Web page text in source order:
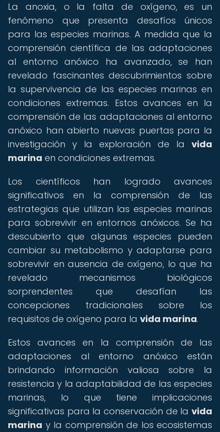
La anoxia, o la falta de oxígeno, es un
fenómeno que presenta desafíos únicos
para las especies marinas. A medida que la
comprensión científica de las adaptaciones
al entorno anóxico ha avanzado, se han
revelado fascinantes descubrimientos sobre
la supervivencia de las especies marinas en
condiciones extremas. Estos avances en la
comprensión de las adaptaciones al entorno
anóxico han abierto nuevas puertas para la
investigación y la exploración de la vida
marina en condiciones extremas.
Los científicos han logrado avances
significativos en la comprensión de las
estrategias que utilizan las especies marinas
para sobrevivir en entornos anóxicos. Se ha
descubierto que algunas especies pueden
cambiar su metabolismo y adaptarse para
sobrevivir en ausencia de oxígeno, lo que ha
revelado mecanismos biológicos
sorprendentes que desafían las
concepciones tradicionales sobre los
requisitos de oxígeno para la vida marina.
Estos avances en la comprensión de las
adaptaciones al entorno anóxico están
brindando información valiosa sobre la
resistencia y la adaptabilidad de las especies
marinas, lo que tiene implicaciones
significativas para la conservación de la vida
marina y la comprensión de los ecosistemas